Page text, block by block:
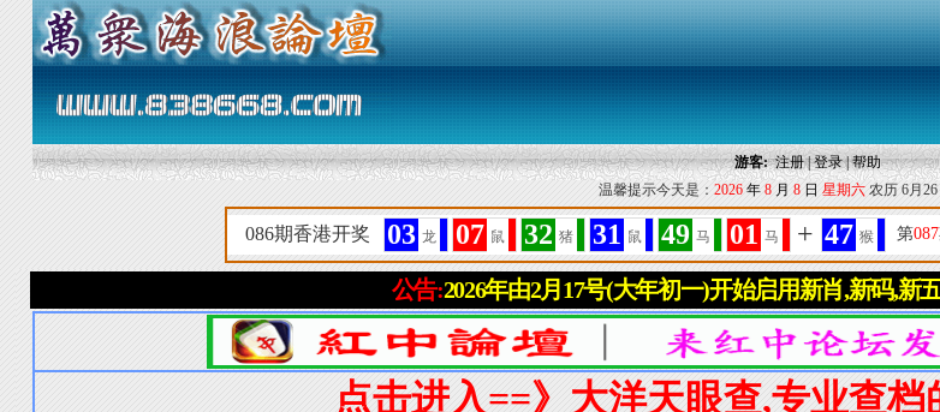
游客:注册|登录|帮助
温馨提示今天是： 2026年 8月 8日 星期六 农历 6月26